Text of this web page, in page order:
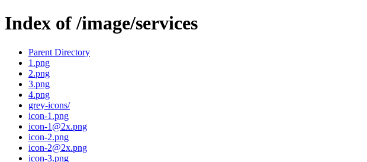
Index of /image/services
Parent Directory
1.png
2.png
3.png
4.png
grey-icons/
icon-1.png
icon-1@2x.png
icon-2.png
icon-2@2x.png
icon-3.png